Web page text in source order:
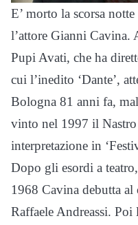
E’ morto la scorsa
l’attore Gianni Cavina.
Pupi Avati, che ha
cui l’inedito ‘Dante’,
Bologna 81 anni fa,
vinto nel 1997 il Nastro
interpretazione in
Dopo gli esordi a
1968 Cavina debutta
Raffaele Andreassi.